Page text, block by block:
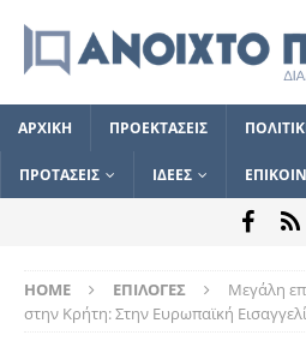
ΑΡΧΙΚΗ ΠΡΟΕΚΤΑΣΕΙΣ
ΠΡΟΤΑΣΕΙΣ ΙΔΕΕΣ
HOME ΕΠΙΛΟΓΕΣ
Μεγάλη
στην Κρήτη: Στην Ευρωπαϊκή